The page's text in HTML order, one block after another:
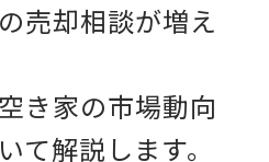
売却相談が増え
き家の市場動向
て解説します。